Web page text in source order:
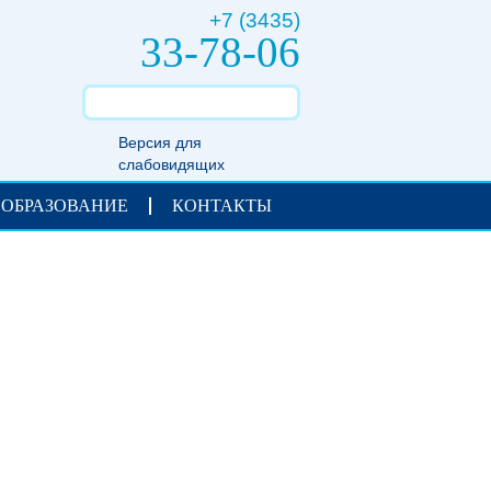
+7 (3435)
33-78-06
Версия для
слабовидящих
КОНТАКТЫ